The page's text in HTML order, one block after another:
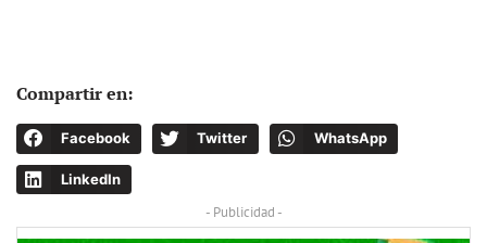
Compartir en:
Facebook Twitter WhatsApp
LinkedIn
- Publicidad -